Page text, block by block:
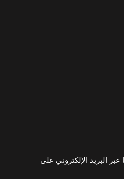
البريد الإلكتروني على